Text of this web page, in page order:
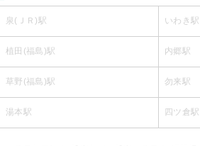
泉(ＪＲ)駅 いわき駅
植田(福島)駅 内郷駅
草野(福島)駅 勿来駅
湯本駅 四ツ倉駅